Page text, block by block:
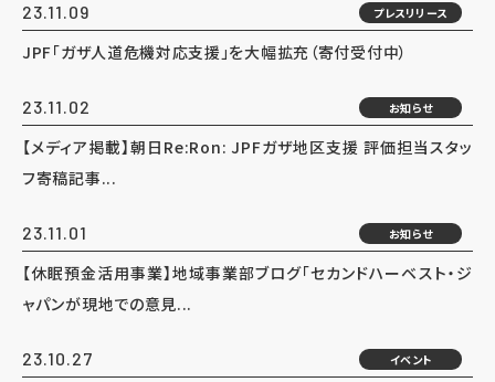
23.11.09 プレスリリース
JPF「ガザ人道危機対応支援」を大幅拡充（寄付受付中）
23.11.02 お知らせ
【メディア掲載】朝日Re:Ron: JPFガザ地区支援 評価担当スタッ
フ寄稿記事...
23.11.01 お知らせ
【休眠預金活用事業】地域事業部ブログ「セカンドハーベスト・ジ
ャパンが現地での意見...
23.10.27 イベント